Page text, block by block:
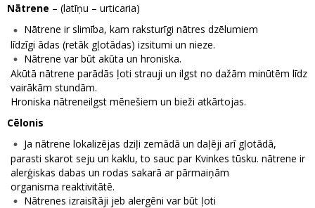
Nātrene – (latīņu – urticaria)
Nātrene ir slimība, kam raksturīgi nātres dzēlumiem
līdzīgi ādas (retāk gļotādas) izsitumi un nieze.
Nātrene var būt akūta un hroniska.
Akūtā nātrene parādās ļoti strauji un ilgst no dažām minūtēm līdz
vairākām stundām.
Hroniska nātreneilgst mēnešiem un bieži atkārtojas.
Cēlonis
Ja nātrene lokalizējas dziļi zemādā un daļēji arī gļotādā,
parasti skarot seju un kaklu, to sauc par Kvinkes tūsku. nātrene ir
alerģiskas dabas un rodas sakarā ar pārmaiņām
organisma reaktivitātē.
Nātrenes izraisītāji jeb alergēni var būt ļoti